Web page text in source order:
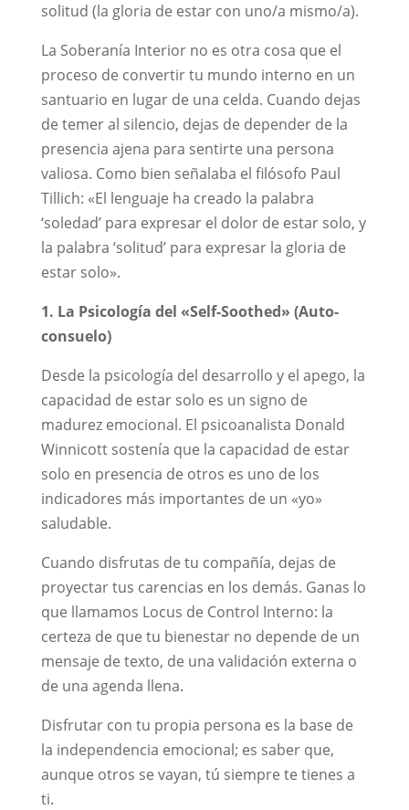
solitud (la gloria de estar con uno/a mismo/a).
La Soberanía Interior no es otra cosa que el
proceso de convertir tu mundo interno en un
santuario en lugar de una celda. Cuando dejas
de temer al silencio, dejas de depender de la
presencia ajena para sentirte una persona
valiosa. Como bien señalaba el filósofo Paul
Tillich: «El lenguaje ha creado la palabra
‘soledad’ para expresar el dolor de estar solo, y
la palabra ‘solitud’ para expresar la gloria de
estar solo».
1. La Psicología del «Self-Soothed» (Auto-
consuelo)
Desde la psicología del desarrollo y el apego, la
capacidad de estar solo es un signo de
madurez emocional. El psicoanalista Donald
Winnicott sostenía que la capacidad de estar
solo en presencia de otros es uno de los
indicadores más importantes de un «yo»
saludable.
Cuando disfrutas de tu compañía, dejas de
proyectar tus carencias en los demás. Ganas lo
que llamamos Locus de Control Interno: la
certeza de que tu bienestar no depende de un
mensaje de texto, de una validación externa o
de una agenda llena.
Disfrutar con tu propia persona es la base de
la independencia emocional; es saber que,
aunque otros se vayan, tú siempre te tienes a
ti.